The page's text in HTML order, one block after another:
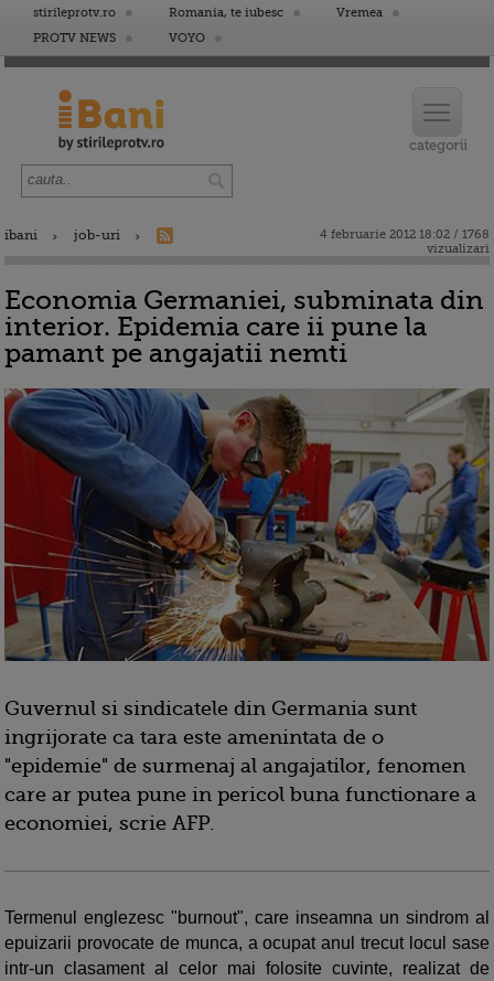
stirileprotv.ro Romania, te iubesc
Vremea
PROTV NEWS
VOYO
ibani job-uri
4 februarie 2012 18:02 / 1768
vizualizari
Economia Germaniei, subminata din
interior. Epidemia care ii pune la
pamant pe angajatii nemti
Guvernul si sindicatele din Germania sunt
ingrijorate ca tara este amenintata de o
"epidemie" de surmenaj al angajatilor, fenomen
care ar putea pune in pericol buna functionare a
economiei, scrie AFP.
Termenul englezesc "burnout", care inseamna un sindrom al
epuizarii provocate de munca, a ocupat anul trecut locul sase
intr-un clasament al celor mai folosite cuvinte, realizat de